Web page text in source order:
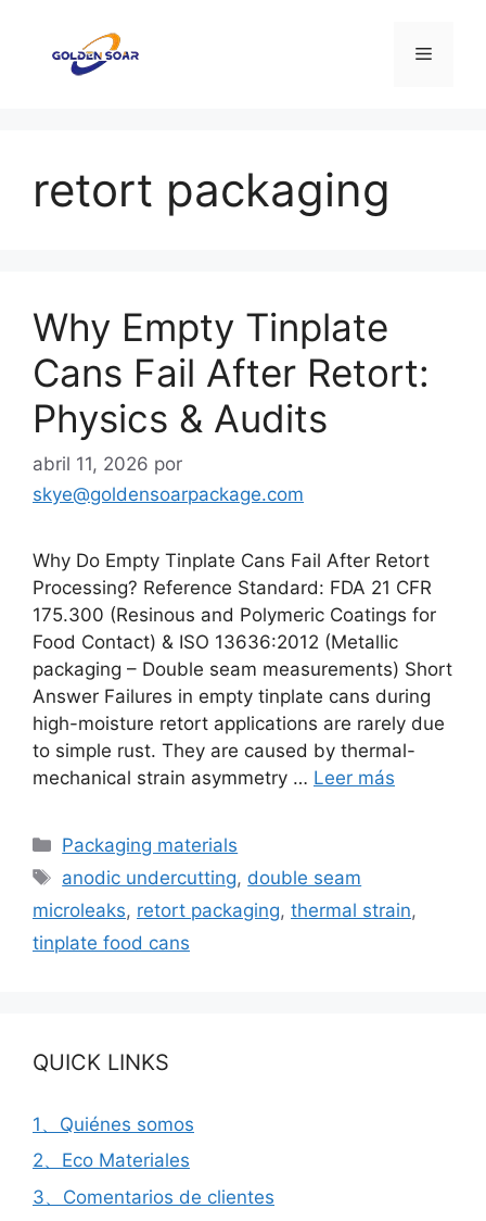
contenido
Menú
retort packaging
Why Empty Tinplate
Cans Fail After Retort:
Physics & Audits
abril 11, 2026 por
skye@goldensoarpackage.com
Why Do Empty Tinplate Cans Fail After Retort
Processing? Reference Standard: FDA 21 CFR
175.300 (Resinous and Polymeric Coatings for
Food Contact) & ISO 13636:2012 (Metallic
packaging – Double seam measurements) Short
Answer Failures in empty tinplate cans during
high-moisture retort applications are rarely due
to simple rust. They are caused by thermal-
mechanical strain asymmetry … Leer más
Categorías
Packaging materials
Etiquetas
anodic undercutting, double seam
microleaks, retort packaging, thermal strain,
tinplate food cans
QUICK LINKS
1、Quiénes somos
2、Eco Materiales
3、Comentarios de clientes